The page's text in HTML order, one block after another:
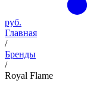
руб.
Главная
/
Бренды
/
Royal Flame